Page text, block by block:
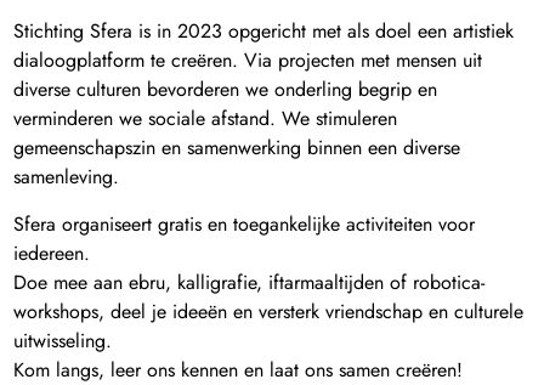
Stichting Sfera is in 2023 opgericht met als doel een artistiek
dialoogplatform te creëren. Via projecten met mensen uit
diverse culturen bevorderen we onderling begrip en
verminderen we sociale afstand. We stimuleren
gemeenschapszin en samenwerking binnen een diverse
samenleving.
Sfera organiseert gratis en toegankelijke activiteiten voor
iedereen.
Doe mee aan ebru, kalligrafie, iftarmaaltijden of robotica-
workshops, deel je ideeën en versterk vriendschap en culturele
uitwisseling.
Kom langs, leer ons kennen en laat ons samen creëren!